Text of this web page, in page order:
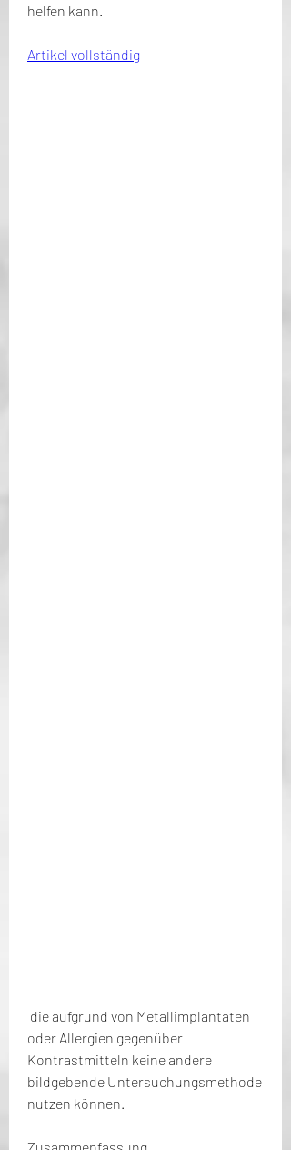
helfen kann.
Artikel vollständig
oder Allergien gegenüber
Kontrastmitteln keine andere
bildgebende Untersuchungsmethode
nutzen können.